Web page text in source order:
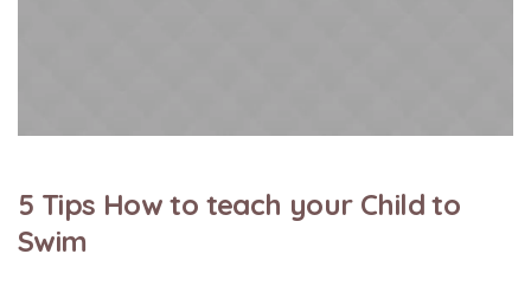
5 Tips How to teach your Child to
Swim